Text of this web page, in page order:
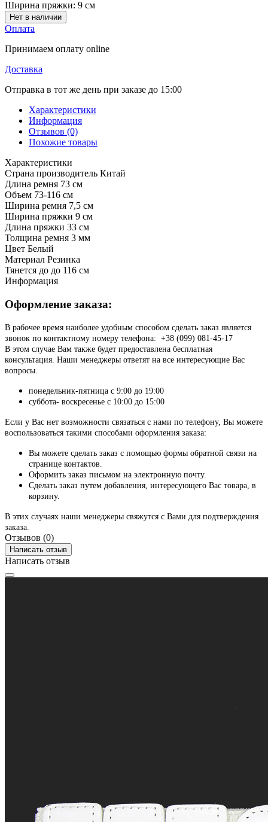
Ширина пряжки: 9 см
Нет в наличии
Оплата
Принимаем оплату online
Доставка
Отправка в тот же день при заказе до 15:00
Характеристики
Информация
Отзывов (0)
Похожие товары
Характеристики
Страна производитель Китай
Длина ремня 73 см
Объем 73-116 см
Ширина ремня 7,5 см
Ширина пряжки 9 см
Длина пряжки 33 см
Толщина ремня 3 мм
Цвет Белый
Материал Резинка
Тянется до до 116 см
Информация
Оформление заказа:
В рабочее время наиболее удобным способом сделать заказ является
звонок по контактному номеру телефона: +38 (099) 081-45-17
В этом случае Вам также будет предоставлена бесплатная
консультация. Наши менеджеры ответят на все интересующие Вас
вопросы.
понедельник-пятница с 9:00 до 19:00
суббота- воскресенье с 10:00 до 15:00
Если у Вас нет возможности связаться с нами по телефону, Вы можете
воспользоваться такими способами оформления заказа:
Вы можете сделать заказ с помощью формы обратной связи на
странице контактов.
Оформить заказ письмом на электронную почту.
Сделать заказ путем добавления, интересующего Вас товара, в
корзину.
В этих случаях наши менеджеры свяжутся с Вами для подтверждения
заказа.
Отзывов (0)
Написать отзыв
Написать отзыв